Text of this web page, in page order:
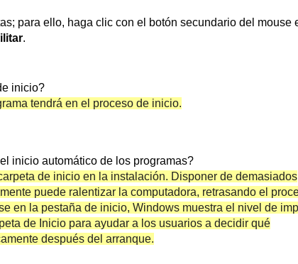
para ello, haga clic con el botón secundario del mouse
.
inicio?
tendrá en el proceso de inicio.
inicio automático de los programas?
de inicio en la instalación. Disponer de demasiados
puede ralentizar la computadora, retrasando el
en la pestaña de inicio, Windows muestra el nivel de
de Inicio para ayudar a los usuarios a decidir qué
después del arranque.